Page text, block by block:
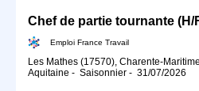
Chef de partie tournante (H/
Emploi France Travail
Les Mathes (17570), Charente-
Aquitaine - Saisonnier - 31/07/2026